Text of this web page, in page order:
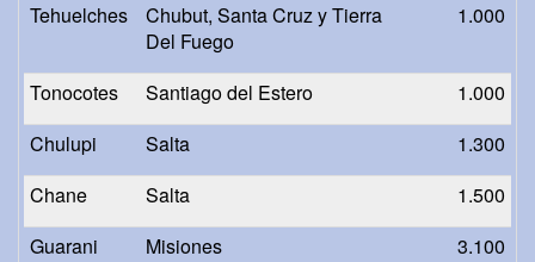
Tehuelches
Chubut, Santa Cruz y Tierra
Del Fuego
1.000
Tonocotes Santiago del Estero
1.000
Chulupi
Salta
1.300
Chane
Salta
1.500
Guarani
Misiones
3.100